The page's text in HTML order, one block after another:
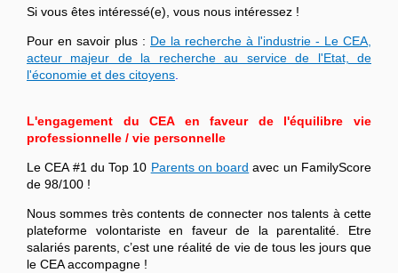
Si vous êtes intéressé(e), vous nous intéressez !
Pour en savoir plus : De la recherche à l'industrie - Le CEA,
acteur majeur de la recherche au service de l'Etat, de
l'économie et des citoyens
L'engagement du CEA en faveur de l'équilibre vie
professionnelle / vie personnelle
Le CEA #1 du Top 10 Parents on board avec un FamilyScore
de 98/100 !
Nous sommes très contents de connecter nos talents à cette
plateforme volontariste en faveur de la parentalité. Etre
salariés parents, c’est une réalité de vie de tous les jours que
le CEA accompagne !